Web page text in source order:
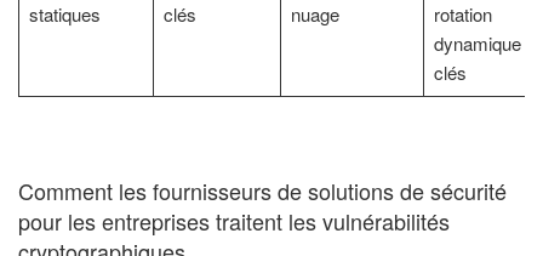
statiques
clés
nuage
rotation
dynamique
clés
Comment les fournisseurs de solutions de sécurité
pour les entreprises traitent les vulnérabilités